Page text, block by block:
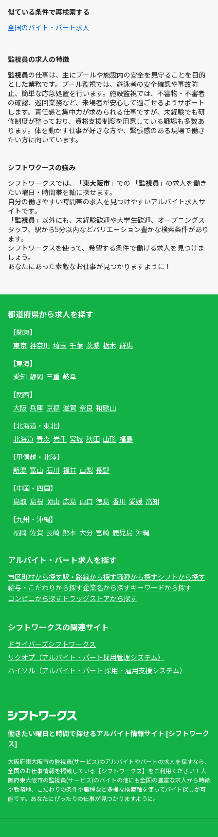
似ている条件で再検索する
全国のバイト・パート求人
監視員の求人の特徴
監視員の仕事は、主にプールや施設内の安全を見守ることを目的
とした業務です。プール監視では、遊泳者の安全確認や事故防
止、簡単な応急処置を行います。施設監視では、不審物・不審者
の確認、巡回業務など、来場者が安心して過ごせるようサポート
します。責任感と集中力が求められる仕事ですが、未経験でも研
修制度が整っており、資格支援制度を用意している職場も多数あ
ります。体を動かす仕事が好きな方や、緊張感のある現場で働き
たい方に向いています。
シフトワクースの強み
シフトワークスでは、「東大阪市 」での 「監視員 」の求人を働き
たい曜日・時間帯を軸に探せます。
自分の働きやすい時間帯の求人を見つけやすいアルバイト求人サ
イトです。
「監視員 」以外にも、未経験歓迎や大学生歓迎、オープニングス
タッフ、駅から5分以内などバリエーション豊かな検索条件があり
ます。
シフトワークスを使って、希望する条件で働ける求人を見つけま
しょう。
あなたにあった素敵なお仕事が見つかりますように！
都道府県から求人を探す
【関東】
東京 神奈川 埼玉 千葉 茨城 栃木 群馬
【東海】
愛知 静岡 三重 岐阜
【関西】
大阪 兵庫 京都 滋賀 奈良 和歌山
【北海道・東北】
北海道 青森 岩手 宮城 秋田 山形 福島
【甲信越・北陸】
新潟 富山 石川 福井 山梨 長野
【中国・四国】
鳥取 島根 岡山 広島 山口 徳島 香川 愛媛 高知
【九州・沖縄】
福岡 佐賀 長崎 熊本 大分 宮崎 鹿児島 沖縄
アルバイト・パート求人を探す
市区町村から探す駅・路線から探す職種から探すシフトから探す
給与・こだわりから探す企業名から探すキーワードから探す
コンビニから探す ドラッグストアから探す
シフトワークスの関連サイト
ドライバーズシフトワークス
リクオプ（アルバイト・パート採用管理システム）
ハイソル（アルバイト・パート 採用・雇用支援システム）
働きたい曜日と時間で探せるアルバイト情報サイト [シフトワーク
ス]
大阪府東大阪市の監視員(サービス)のアルバイトやパートの求人を探すなら、
全国のお仕事情報を掲載している【シフトワークス】をご利用ください！大
阪府東大阪市の監視員(サービス)のバイトの他にも全国の豊富な求人から時給
や勤務地、こだわりの条件や職種など多様な検索軸を使ってバイト探しが可
能です。あなたにぴったりの仕事が見つかりますように。